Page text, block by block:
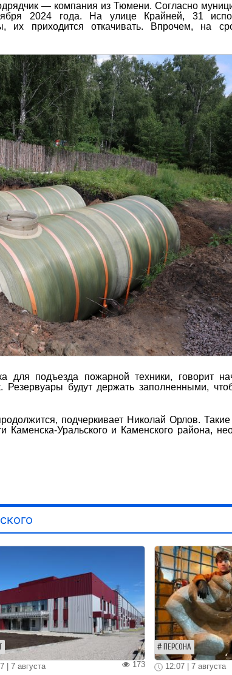
— компания из Тюмени. Согласно
2024 года. На улице Крайней, 31
приходится откачивать. Впрочем, на
для подъезда пожарной техники, говорит
Резервуары будут держать заполненными,
подчеркивает Николай Орлов. Такие
Каменска-Уральского и Каменского района,
173
| 7 августа
ПЕРСОНА
12:07 | 7 августа